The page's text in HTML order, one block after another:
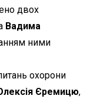
двох
Вадима
ними
охорони
Єремицю,